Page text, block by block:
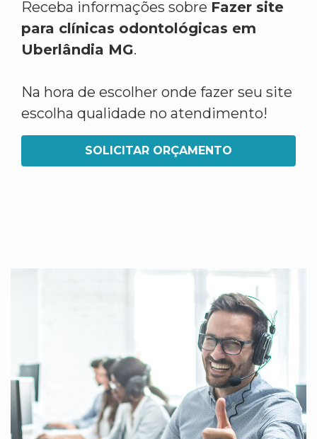
Receba informações sobre Fazer site
para clínicas odontológicas em
Uberlândia MG.
Na hora de escolher onde fazer seu site
escolha qualidade no atendimento!
SOLICITAR ORÇAMENTO